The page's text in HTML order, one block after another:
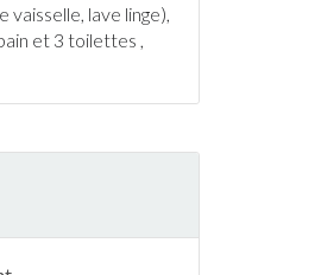
lave linge),
et 3 toilettes ,